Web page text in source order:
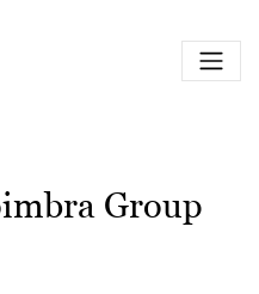
Group